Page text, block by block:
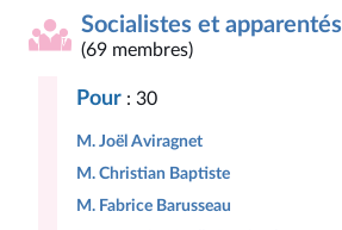
Socialistes et apparentés
(69 membres)
Pour : 30
M. Joël Aviragnet
M. Christian Baptiste
M. Fabrice Barusseau